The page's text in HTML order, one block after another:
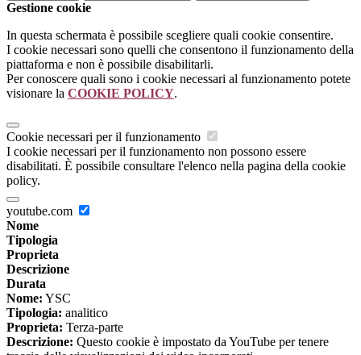
Gestione cookie
In questa schermata è possibile scegliere quali cookie consentire.
I cookie necessari sono quelli che consentono il funzionamento della
piattaforma e non è possibile disabilitarli.
Per conoscere quali sono i cookie necessari al funzionamento potete
visionare la COOKIE POLICY.
Cookie necessari per il funzionamento
I cookie necessari per il funzionamento non possono essere
disabilitati. È possibile consultare l'elenco nella pagina della cookie
policy.
youtube.com
Nome
Tipologia
Proprieta
Descrizione
Durata
Nome: YSC
Tipologia: analitico
Proprieta: Terza-parte
Descrizione: Questo cookie è impostato da YouTube per tenere